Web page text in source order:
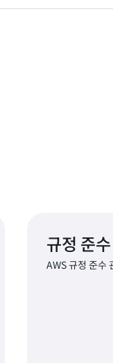
규정 준
AWS 규정 준수